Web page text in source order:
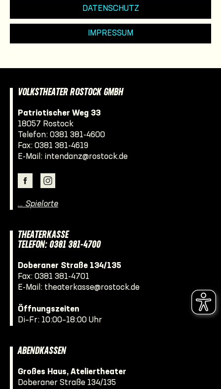
DATENSCHUTZ
IMPRESSUM
VOLKSTHEATER ROSTOCK GMBH
Patriotischer Weg 33
18057 Rostock
Telefon: 0381 381-4600
Fax: 0381 381-4619
E-Mail: intendanz@rostock.de
… Spielorte
THEATERKASSE
TELEFON: 0381 381-4700
Doberaner Straße 134/135
Fax: 0381 381-4701
E-Mail: theaterkasse@rostock.de
Öffnungszeiten
Di–Fr: 10:00–18:00 Uhr
ABENDKASSEN
Großes Haus, Ateliertheater
Doberaner Straße 134/135